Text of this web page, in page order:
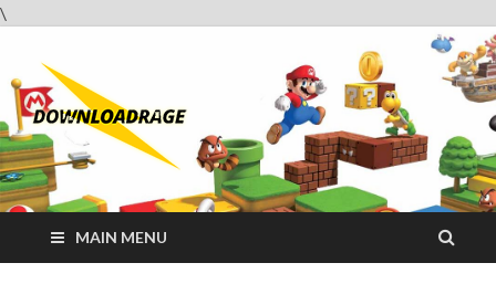
\
Website tải phần mềm nhanh và miễn phí
MAIN MENU